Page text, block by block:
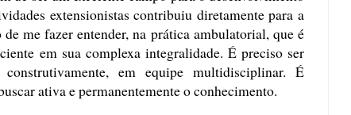
extensionistas contribuiu diretamente para a
me fazer entender, na prática ambulatorial, que é
em sua complexa integralidade. É preciso ser
em equipe multidisciplinar. É
ativa e permanentemente o conhecimento.